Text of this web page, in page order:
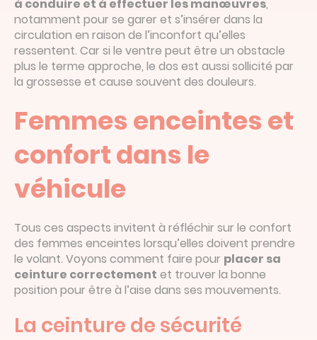
à conduire et à effectuer les manœuvres,
notamment pour se garer et s’insérer dans la
circulation en raison de l’inconfort qu’elles
ressentent. Car si le ventre peut être un obstacle
plus le terme approche, le dos est aussi sollicité par
la grossesse et cause souvent des douleurs.
Femmes enceintes et
confort dans le
véhicule
Tous ces aspects invitent à réfléchir sur le confort
des femmes enceintes lorsqu’elles doivent prendre
le volant. Voyons comment faire pour placer sa
ceinture correctement et trouver la bonne
position pour être à l’aise dans ses mouvements.
La ceinture de sécurité